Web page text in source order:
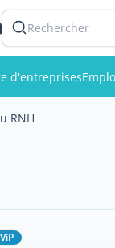
Rechercher
d'entreprises
RNH
ViP